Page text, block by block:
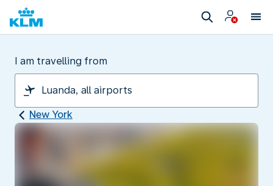
I am travelling from
New York